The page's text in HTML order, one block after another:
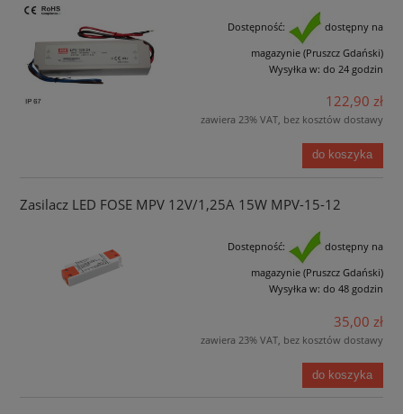
Dostępność:
dostępny na
magazynie (Pruszcz Gdański)
Wysyłka w: do 24 godzin
122,90 zł
zawiera 23% VAT, bez kosztów dostawy
do koszyka
Zasilacz LED FOSE MPV 12V/1,25A 15W MPV-15-12
Dostępność:
dostępny na
magazynie (Pruszcz Gdański)
Wysyłka w: do 48 godzin
35,00 zł
zawiera 23% VAT, bez kosztów dostawy
do koszyka